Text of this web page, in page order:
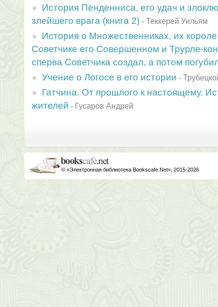
История Пенденниса, его удач и
злейшего врага (книга 2) - Теккерей Уильям
История о Множественниках, их
Советчике его Совершенном и Трурле-
сперва Советчика создал, а потом
Учение о Логосе в его истории -
Гатчина. От прошлого к настоящему.
жителей - Гусаров Андрей
© «Электронная библиотека Bookscafe.Net», 2015-2026